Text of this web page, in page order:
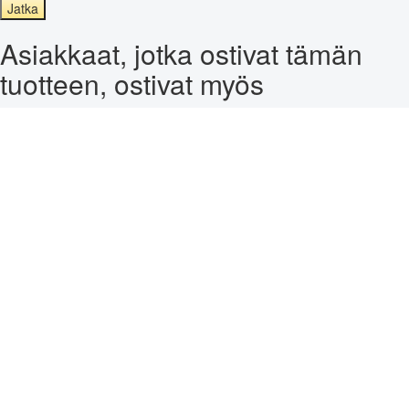
Jatka
Asiakkaat, jotka ostivat tämän
tuotteen, ostivat myös